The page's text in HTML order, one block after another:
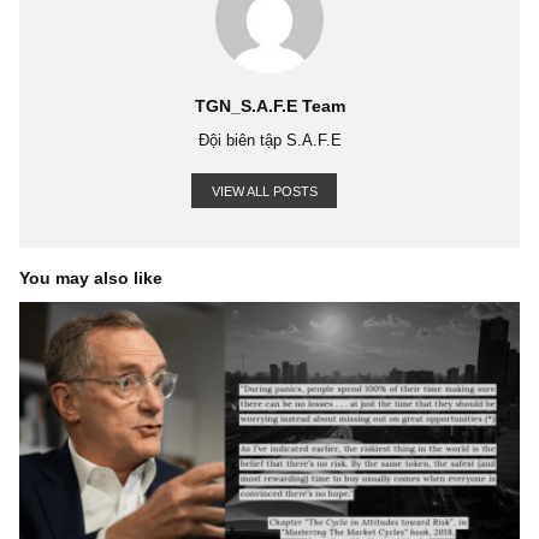
Nhiều năm quan sát vừa qua, chúng tôi biết rất nhiều nhà đầu
thành công kiếm hàng triệu đô la, hàng trăm tỷ đồng trong
ngắn chỉ vỏn vẹn vài năm, để rồi mất tất cả, và rời bỏ con
tư một cách hụt hẫng, tiếc nuối và chấm dứt đột ngột không
đoán trước.
Ngược lại, chúng tôi cũng biết những nhà đầu tư cẩn trọng, dài